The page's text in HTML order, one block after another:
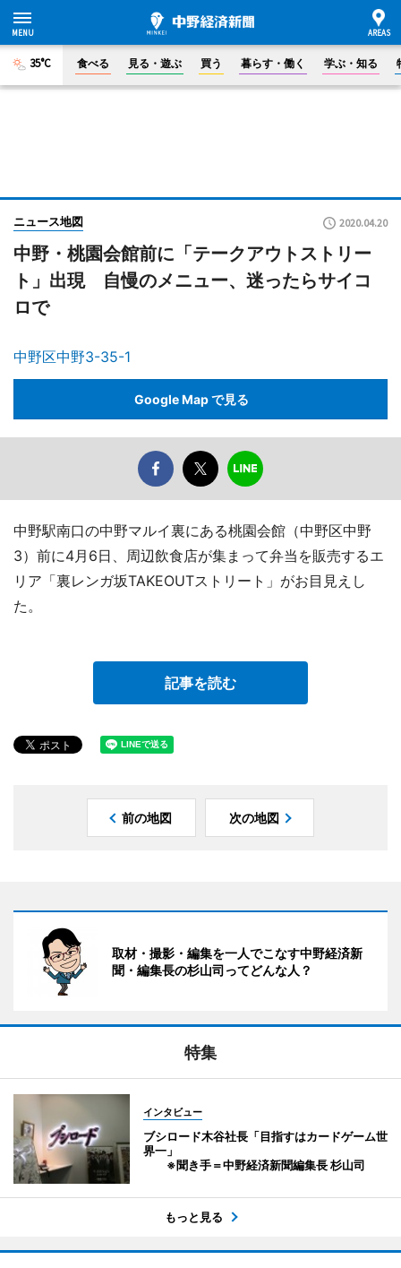
35°C 食べる 見る・遊ぶ 買う 暮らす・働く 学ぶ・知る
ニュース地図 2020.04.20
中野・桃園会館前に「テークアウトストリー
ト」出現 自慢のメニュー、迷ったらサイコ
ロで
中野区中野3-35-1
Google Map で見る
中野駅南口の中野マルイ裏にある桃園会館（中野区中野
3）前に4月6日、周辺飲食店が集まって弁当を販売するエ
リア「裏レンガ坂TAKEOUTストリート」がお目見えし
た。
記事を読む
前の地図 次の地図
取材・撮影・編集を一人でこなす中野経済新
聞・編集長の杉山司ってどんな人？
特集
インタビュー
ブシロード木谷社長「目指すはカードゲーム世
界一」
※聞き手＝中野経済新聞編集長 杉山司
もっと見る